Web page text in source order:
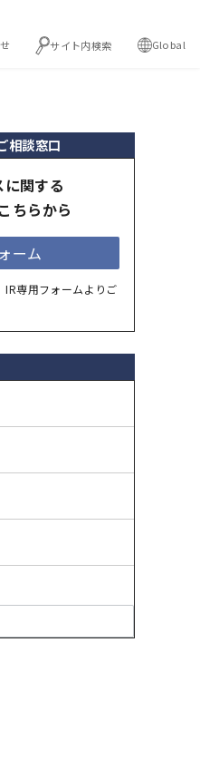
サイト内検索 Global
相談窓口
関する
ちらから
ーム
専用フォームよりご